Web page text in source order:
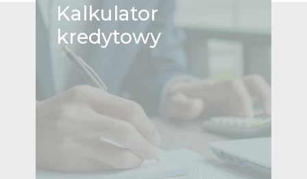
Kalkulator
kredytowy